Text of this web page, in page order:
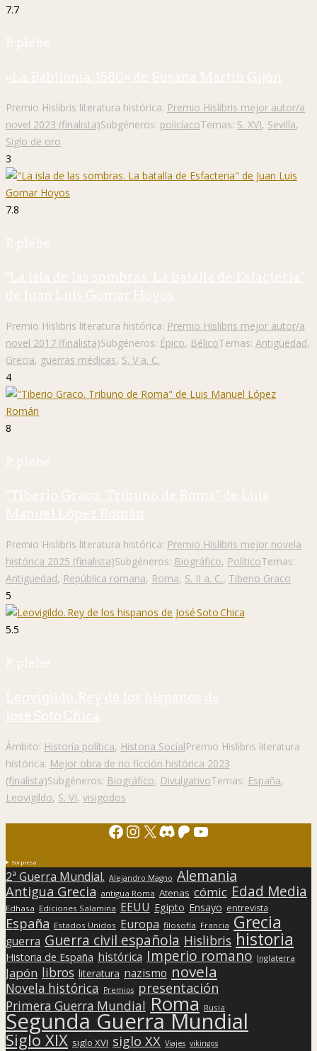
7.7
P. plebe
«La Babilonia, 1580» de Susana Martín Gijón
Premio Hislibris literatura histórica: Premio Hislibris mejor autor/a
novel 2023 (finalista)Subgéneros: policíacoTemas: S. XVI, Sevilla,
Siglo de oro
3
7.8
P. plebe
"La isla de las sombras. La batalla de Esfacteria"
de Juan Luis Gomar Hoyos
Premio Hislibris literatura histórica: Premio Hislibris mejor autor/a
novel 2017 (finalista)Subgéneros: Épico, BélicoTemas: Antigüedad,
Grecia, guerras médicas, S. V a. C.
4
8
P. plebe
"Tiberio Graco. Tribuno de Roma" de Luis
Manuel López Román
Premio Hislibris literatura histórica: Premio Hislibris mejor novela
histórica 2025 (finalista)Subgéneros: Biográfico, PolíticoTemas:
Antigüedad, República romana, Roma, S. II a. C., Tiberio Graco
5
5.5
P. plebe
Leovigildo. Rey de los hispanos de
José Soto Chica
Ámbito: Historia política, Historia SocialPremio Hislibris literatura
histórica: Mejor obra de no ficción histórica 2023
(finalista)Subgéneros: Biográfico, DivulgativoTemas: España,
Leovigildo, S. VI, visigodos
Facebook
Instagram
X Discord
Patreon
YouTube
Sorpresa
2ª Guerra Mundial. Alejandro Magno Alemania
Antigua Grecia antigua Roma Atenas cómic Edad Media
Edhasa Ediciones Salamina EEUU Egipto Ensayo entrevista
España Estados Unidos Europa filosofía Francia Grecia
guerra Guerra civil española Hislibris historia
Historia de España histórica Imperio romano Inglaterra
Japón libros literatura nazismo novela
Novela histórica Premios presentación
Primera Guerra Mundial Roma Rusia
Segunda Guerra Mundial
Siglo XIX siglo XVI siglo XX Viajes vikingos